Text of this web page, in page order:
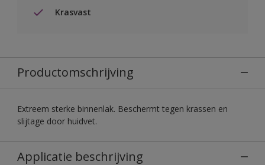
Krasvast
Productomschrijving
Extreem sterke binnenlak. Beschermt tegen krassen en
slijtage door huidvet.
Applicatie beschrijving